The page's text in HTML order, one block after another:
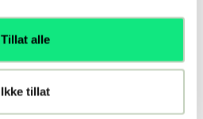
Tillat alle
Ikke tillat
T T